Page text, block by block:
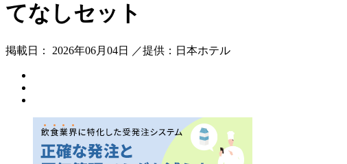
てなしセット
掲載日： 2026年06月04日 ／提供：日本ホテル